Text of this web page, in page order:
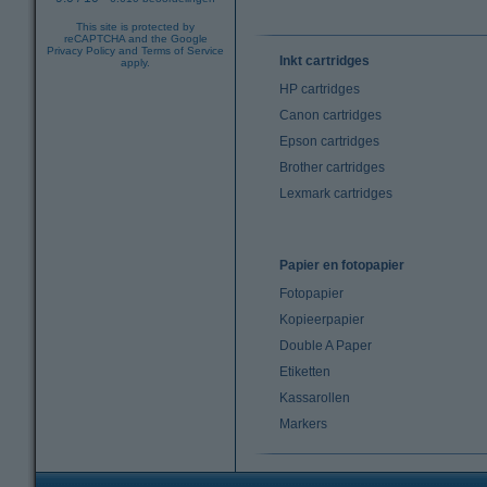
This site is protected by
reCAPTCHA and the Google
Privacy Policy and Terms of Service
apply.
Inkt cartridges
HP cartridges
Canon cartridges
Epson cartridges
Brother cartridges
Lexmark cartridges
Papier en fotopapier
Fotopapier
Kopieerpapier
Double A Paper
Etiketten
Kassarollen
Markers